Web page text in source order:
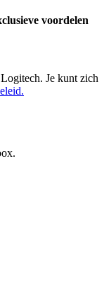
voordelen
Je kunt zich